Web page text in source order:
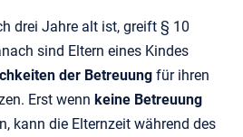
drei Jahre alt ist, greift § 10
sind Eltern eines Kindes
der Betreuung für ihren
Erst wenn keine Betreuung
kann die Elternzeit während des